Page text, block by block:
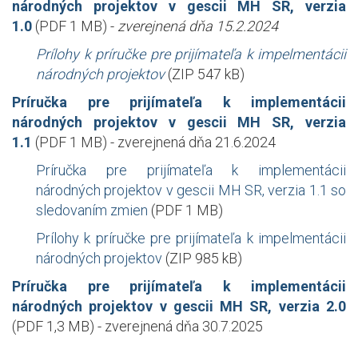
národných projektov v gescii MH SR, verzia
1.0 (PDF 1 MB) - zverejnená dňa 15.2.2024
Prílohy k príručke pre prijímateľa k impelmentácii
národných projektov (ZIP 547 kB)
Príručka pre prijímateľa k implementácii
národných projektov v gescii MH SR, verzia
1.1 (PDF 1 MB) - zverejnená dňa 21.6.2024
Príručka pre prijímateľa k implementácii
národných projektov v gescii MH SR, verzia 1.1 so
sledovaním zmien (PDF 1 MB)
Prílohy k príručke pre prijímateľa k impelmentácii
národných projektov (ZIP 985 kB)
Príručka pre prijímateľa k implementácii
národných projektov v gescii MH SR, verzia 2.0
(PDF 1,3 MB) - zverejnená dňa 30.7.2025